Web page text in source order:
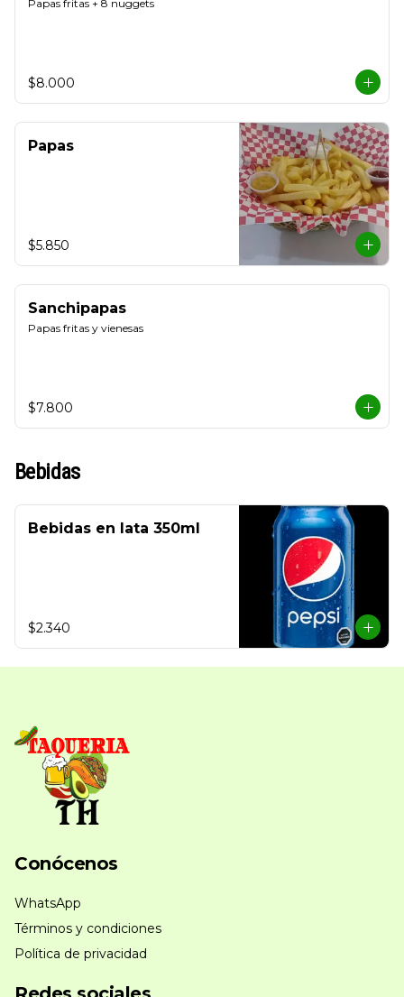
Papas fritas + 8 nuggets
$8.000
Papas
$5.850
Sanchipapas
Papas fritas y vienesas
$7.800
Bebidas
Bebidas en lata 350ml
$2.340
Conócenos
WhatsApp
Términos y condiciones
Política de privacidad